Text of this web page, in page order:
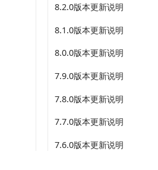
8.2.0版本更新说明
8.1.0版本更新说明
8.0.0版本更新说明
7.9.0版本更新说明
7.8.0版本更新说明
7.7.0版本更新说明
7.6.0版本更新说明